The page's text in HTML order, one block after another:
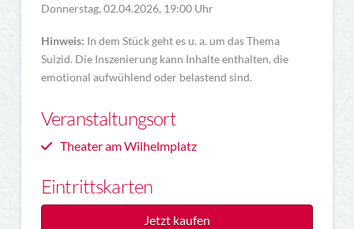
Donnerstag, 02.04.2026, 19:00 Uhr
Hinweis: In dem Stück geht es u. a. um das Thema
Suizid. Die Inszenierung kann Inhalte enthalten, die
emotional aufwühlend oder belastend sind.
Veranstaltungsort
Theater am Wilhelmplatz
Eintrittskarten
Jetzt kaufen